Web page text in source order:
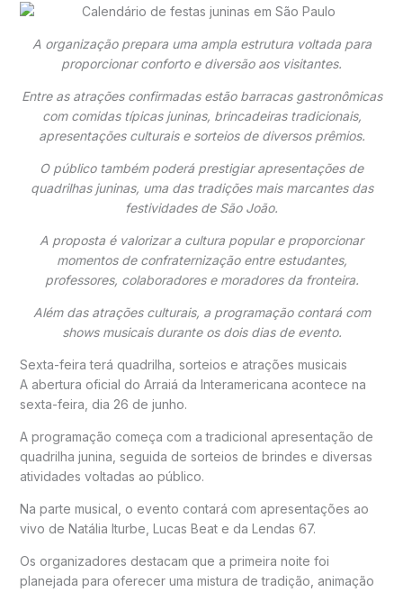
A organização prepara uma ampla estrutura voltada para
proporcionar conforto e diversão aos visitantes.
Entre as atrações confirmadas estão barracas gastronômicas
com comidas típicas juninas, brincadeiras tradicionais,
apresentações culturais e sorteios de diversos prêmios.
O público também poderá prestigiar apresentações de
quadrilhas juninas, uma das tradições mais marcantes das
festividades de São João.
A proposta é valorizar a cultura popular e proporcionar
momentos de confraternização entre estudantes,
professores, colaboradores e moradores da fronteira.
Além das atrações culturais, a programação contará com
shows musicais durante os dois dias de evento.
Sexta-feira terá quadrilha, sorteios e atrações musicais
A abertura oficial do Arraiá da Interamericana acontece na
sexta-feira, dia 26 de junho.
A programação começa com a tradicional apresentação de
quadrilha junina, seguida de sorteios de brindes e diversas
atividades voltadas ao público.
Na parte musical, o evento contará com apresentações ao
vivo de Natália Iturbe, Lucas Beate da Lendas 67.
Os organizadores destacam que a primeira noite foi
planejada para oferecer uma mistura de tradição, animação